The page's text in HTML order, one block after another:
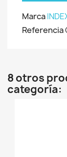
Marca
Referencia
8 otros
categoría: